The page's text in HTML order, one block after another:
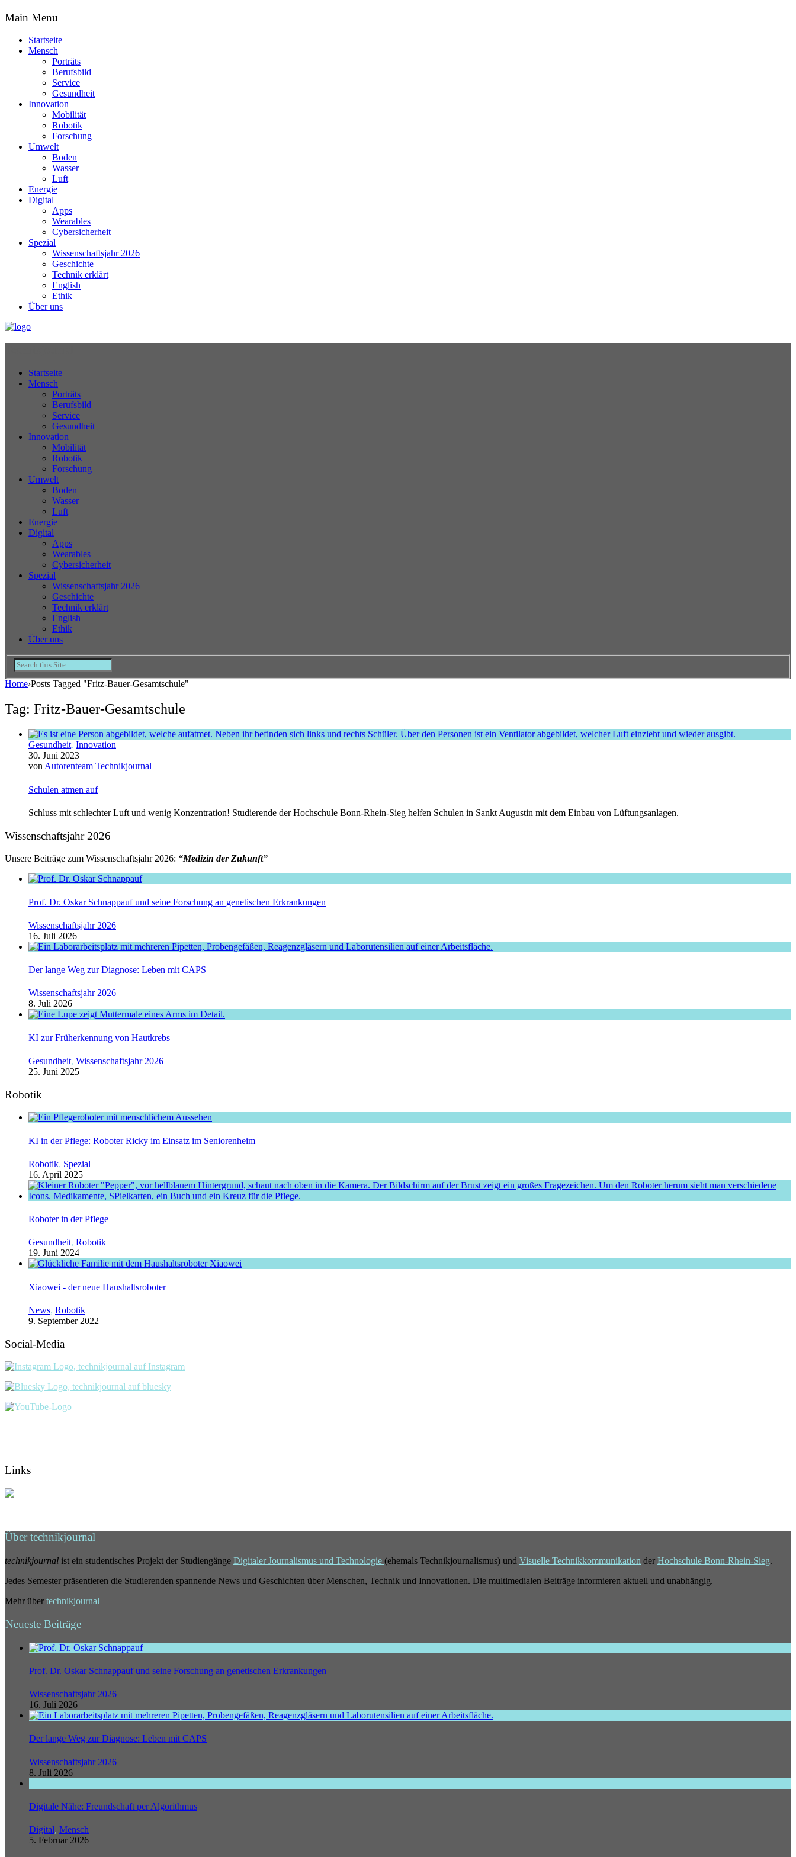
Main Menu
Startseite
Mensch
Porträts
Berufsbild
Service
Gesundheit
Innovation
Mobilität
Robotik
Forschung
Umwelt
Boden
Wasser
Luft
Energie
Digital
Apps
Wearables
Cybersicherheit
Spezial
Wissenschaftsjahr 2026
Geschichte
Technik erklärt
English
Ethik
Über uns
Startseite
Mensch
Porträts
Berufsbild
Service
Gesundheit
Innovation
Mobilität
Robotik
Forschung
Umwelt
Boden
Wasser
Luft
Energie
Digital
Apps
Wearables
Cybersicherheit
Spezial
Wissenschaftsjahr 2026
Geschichte
Technik erklärt
English
Ethik
Über uns
Home›Posts Tagged "Fritz-Bauer-Gesamtschule"
Tag: Fritz-Bauer-Gesamtschule
Gesundheit, Innovation
30. Juni 2023
von Autorenteam Technikjournal
Schulen atmen auf
Schluss mit schlechter Luft und wenig Konzentration! Studierende der Hochschule Bonn-Rhein-Sieg helfen Schulen in Sankt Augustin mit dem Einbau von Lüftungsanlagen.
Wissenschaftsjahr 2026
Unsere Beiträge zum Wissenschaftsjahr 2026: “Medizin der Zukunft”
Prof. Dr. Oskar Schnappauf und seine Forschung an genetischen Erkrankungen
Wissenschaftsjahr 2026
16. Juli 2026
Der lange Weg zur Diagnose: Leben mit CAPS
Wissenschaftsjahr 2026
8. Juli 2026
KI zur Früherkennung von Hautkrebs
Gesundheit, Wissenschaftsjahr 2026
25. Juni 2025
Robotik
KI in der Pflege: Roboter Ricky im Einsatz im Seniorenheim
Robotik, Spezial
16. April 2025
Roboter in der Pflege
Gesundheit, Robotik
19. Juni 2024
Xiaowei - der neue Haushaltsroboter
News, Robotik
9. September 2022
Social-Media
Links
Über technikjournal
technikjournal ist ein studentisches Projekt der Studiengänge Digitaler Journalismus und Technologie (ehemals Technikjournalismus) und Visuelle Technikkommunikation der Hochschule Bonn-Rhein-Sieg.
Jedes Semester präsentieren die Studierenden spannende News und Geschichten über Menschen, Technik und Innovationen. Die multimedialen Beiträge informieren aktuell und unabhängig.
Mehr über technikjournal
Neueste Beiträge
Prof. Dr. Oskar Schnappauf und seine Forschung an genetischen Erkrankungen
Wissenschaftsjahr 2026
16. Juli 2026
Der lange Weg zur Diagnose: Leben mit CAPS
Wissenschaftsjahr 2026
8. Juli 2026
Digitale Nähe: Freundschaft per Algorithmus
Digital, Mensch
5. Februar 2026